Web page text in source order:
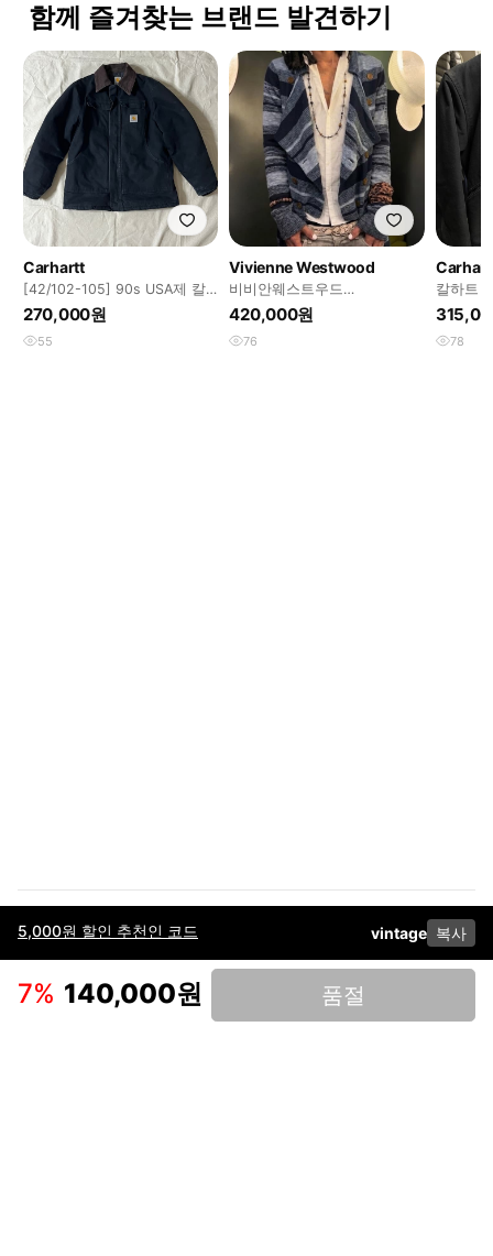
5,000원 할인 추천인 코드 vintage 복사
7% 140,000원 품절
함께 즐겨찾는 브랜드 발견하기
Carhartt
⁠[42/102-105] 90s USA제 칼
하트 C03 BLK 아크틱 퀼
270,000원
55
Vivienne Westwood
비비안웨스트우드
asymmetrical summer 버튼
가디건
420,000원
76
칼하트
BK US
78
이용약관고객센터판매개인정보 처리방침사업자 정보다운로드
인스타그램